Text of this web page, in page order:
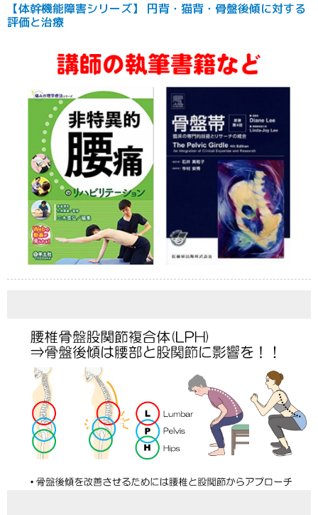
【体幹機能障害シリーズ】 円背・猫背・骨盤後傾に対する
評価と治療